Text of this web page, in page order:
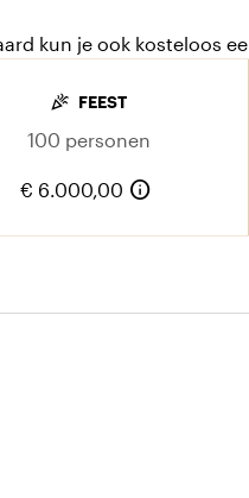
kun je ook kosteloos
celebration FEEST
100 personen
€ 6.000,00 info